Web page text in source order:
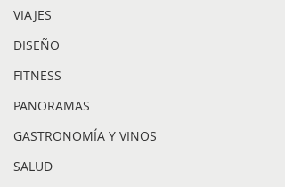
VIAJES
DISEÑO
FITNESS
PANORAMAS
GASTRONOMÍA Y VINOS
SALUD